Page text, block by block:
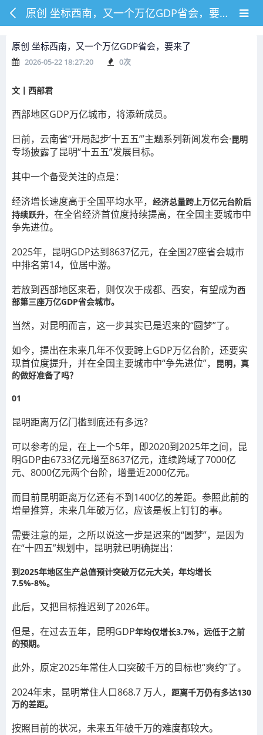
原创 坐标西南，又一个万亿GDP省会，要来了
原创 坐标西南，又一个万亿GDP省会，要来了
2026-05-22 18:27:20 0次
文丨西部君
西部地区GDP万亿城市，将添新成员。
日前，云南省“开局起步’十五五’”主题系列新闻发布会·昆明
专场披露了昆明“十五五”发展目标。
其中一个备受关注的点是：
经济增长速度高于全国平均水平， 经济总量跨上万亿元台阶后
持续跃升，在全省经济首位度持续提高，在全国主要城市中
争先进位。
2025年，昆明GDP达到8637亿元，在全国27座省会城市
中排名第14，位居中游。
若放到西部地区来看，则仅次于成都、西安，有望成为西
部第三座万亿GDP省会城市。
当然，对昆明而言，这一步其实已是迟来的“圆梦”了。
如今，提出在未来几年不仅要跨上GDP万亿台阶，还要实
现首位度提升，并在全国主要城市中“争先进位”，
昆明，真
的做好准备了吗？
01
昆明距离万亿门槛到底还有多远？
可以参考的是，在上一个5年，即2020到2025年之间，昆
明GDP由6733亿元增至8637亿元，连续跨域了7000亿
元、8000亿元两个台阶，增量近2000亿元。
而目前昆明距离万亿还有不到1400亿的差距。参照此前的
增量推算，未来几年破万亿，应该是板上钉钉的事。
需要注意的是，之所以说这一步是迟来的“圆梦”，是因为
在“十四五”规划中，昆明就已明确提出：
到2025年地区生产总值预计突破万亿元大关，年均增长
7.5%-8%。
此后，又把目标推迟到了2026年。
但是，在过去五年，昆明GDP年均仅增长3.7%，远低于之前
的预期。
此外，原定2025年常住人口突破千万的目标也“爽约”了。
2024年末，昆明常住人口868.7 万人， 距离千万仍有多达130
万的差距。
按照目前的状况，未来五年破千万的难度都较大。